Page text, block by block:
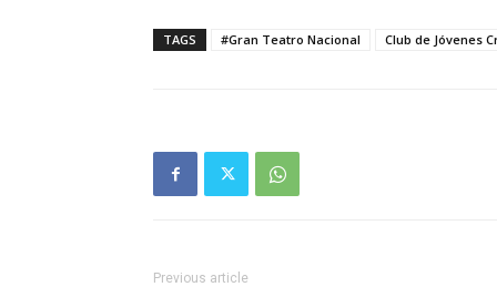
TAGS #Gran Teatro Nacional Club de Jóvenes
Previous article